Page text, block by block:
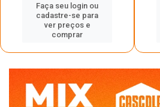
Faça seu login ou
cadastre-se para
ver preços e
comprar